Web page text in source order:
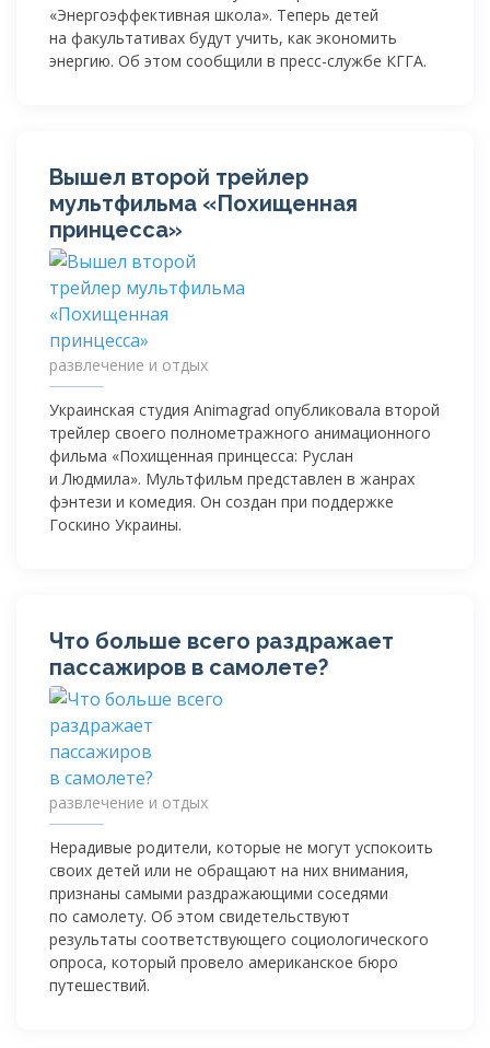
«Энергоэффективная школа». Теперь детей
на факультативах будут учить, как экономить
энергию. Об этом сообщили в пресс-службе КГГА.
Вышел второй трейлер
мультфильма «Похищенная
принцесса»
развлечение и отдых
Украинская студия Animagrad опубликовала второй
трейлер своего полнометражного анимационного
фильма «Похищенная принцесса: Руслан
и Людмила». Мультфильм представлен в жанрах
фэнтези и комедия. Он создан при поддержке
Госкино Украины.
Что больше всего раздражает
пассажиров в самолете?
развлечение и отдых
Нерадивые родители, которые не могут успокоить
своих детей или не обращают на них внимания,
признаны самыми раздражающими соседями
по самолету. Об этом свидетельствуют
результаты соответствующего социологического
опроса, который провело американское бюро
путешествий.